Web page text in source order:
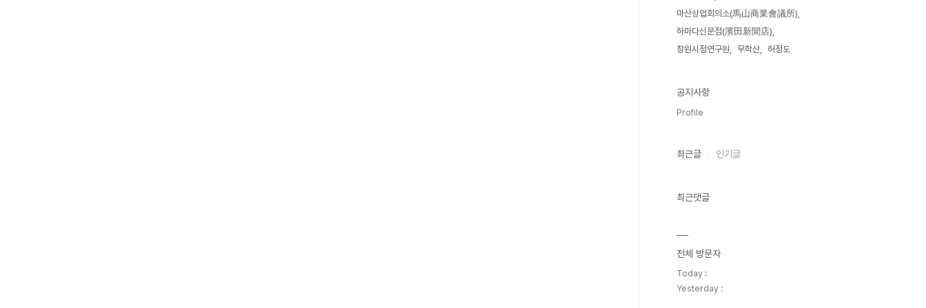
마산상업회의소(馬山商業會議所)
하마다신문점(濱田新聞店)
창원시정연구원
무학산 허정도
공지사항
Profile
최근글 인기글
최근댓글
전체 방문자
Today :
Yesterday :